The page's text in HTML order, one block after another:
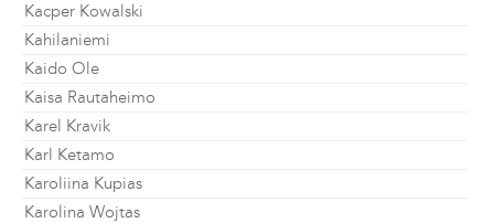
Kacper Kowalski
Kahilaniemi
Kaido Ole
Kaisa Rautaheimo
Karel Kravik
Karl Ketamo
Karoliina Kupias
Karolina Wojtas